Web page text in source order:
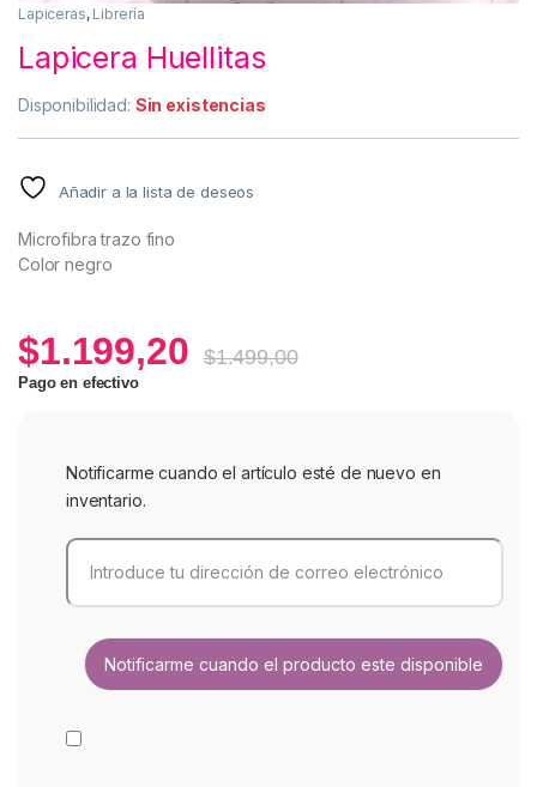
Lapiceras, Librería
Lapicera Huellitas
Disponibilidad: Sin existencias
Añadir a la lista de deseos
Microfibra trazo fino
Color negro
$1.199,20 $1.499,00
Pago en efectivo
Notificarme cuando el artículo esté de nuevo en
inventario.